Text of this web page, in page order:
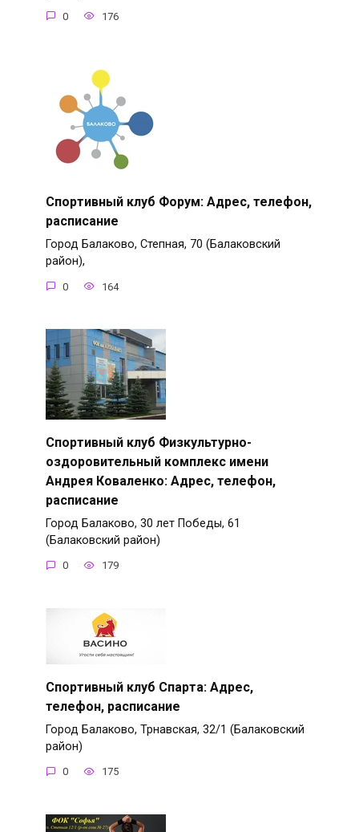
0 176
Спортивный клуб Форум: Адрес, телефон,
расписание
Город Балаково, Степная, 70 (Балаковский
район),
0 164
Спортивный клуб Физкультурно-
оздоровительный комплекс имени
Андрея Коваленко: Адрес, телефон,
расписание
Город Балаково, 30 лет Победы, 61
(Балаковский район)
0 179
Спортивный клуб Спарта: Адрес,
телефон, расписание
Город Балаково, Трнавская, 32/1 (Балаковский
район)
0 175